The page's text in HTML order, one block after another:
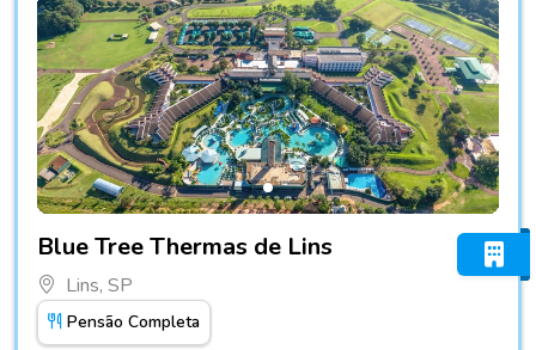
Blue Tree Thermas de Lins
Lins, SP
Pensão Completa